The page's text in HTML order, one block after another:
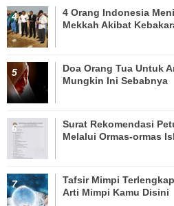
4 Orang Indonesia
Mekkah Akibat
Doa Orang Tua Untuk
Mungkin Ini Sebabnya
Surat Rekomendasi
Melalui Ormas-ormas
Tafsir Mimpi
Arti Mimpi Kamu Disini